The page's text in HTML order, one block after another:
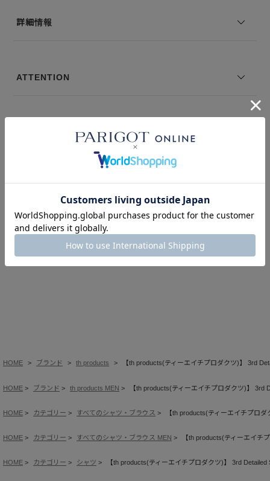
裏地の有無：なし
ご了承ください。
※サイズ表記は弊社規定によるものを表示しております。
詳細情報
ATTENTION
HOME ブランド th products 【th products(ティーエイチプロダクツ)】 3rd
HOME ブランド th products MEN 【th products(ティーエイチプロダクツ)】 3rd
HOME カテゴリー すべてのシャツ・ブラウス 【th products(ティーエイチプロ
HOME カテゴリー すべてのシャツ・ブラウス MEN 【th products(ティーエイチ
HOME カテゴリー シャツ 【th products(ティーエイチプロダクツ)】 3rd Detailed